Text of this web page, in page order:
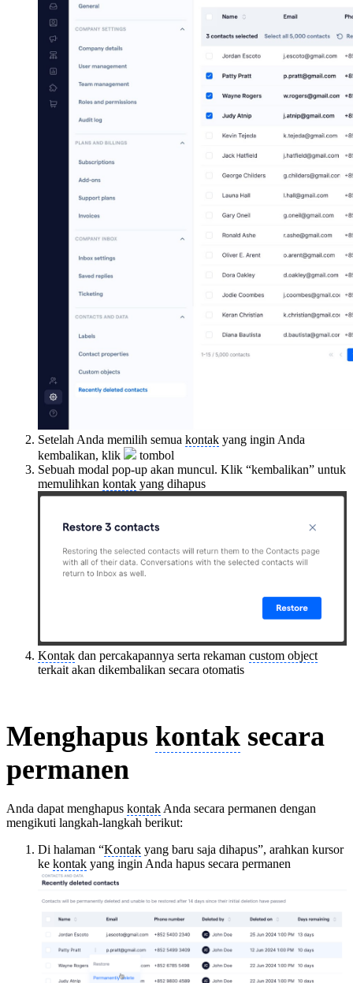
Setelah Anda memilih semua kontak yang ingin Anda
kembalikan, klik
tombol
Sebuah modal pop-up akan muncul. Klik “kembalikan” untuk
memulihkan kontak yang dihapus
Kontak dan percakapannya serta rekaman custom object
terkait akan dikembalikan secara otomatis
Menghapus kontak secara
permanen
Anda dapat menghapus kontak Anda secara permanen dengan
mengikuti langkah-langkah berikut:
Di halaman “Kontak yang baru saja dihapus”, arahkan kursor
ke kontak yang ingin Anda hapus secara permanen